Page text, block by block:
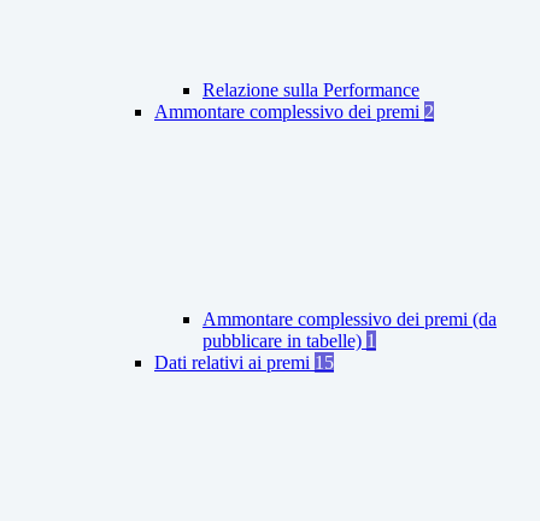
Relazione sulla Performance
Ammontare complessivo dei premi 2
Ammontare complessivo dei premi (da
pubblicare in tabelle) 1
Dati relativi ai premi 15